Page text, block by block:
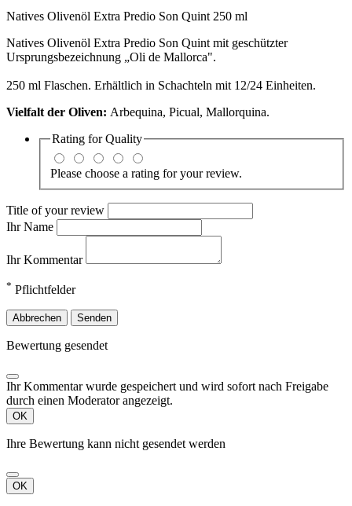
Natives Olivenöl Extra Predio Son Quint 250 ml
Natives Olivenöl Extra Predio Son Quint mit geschützter
Ursprungsbezeichnung „Oli de Mallorca".
250 ml Flaschen. Erhältlich in Schachteln mit 12/24 Einheiten.
Vielfalt der Oliven: Arbequina, Picual, Mallorquina.
Rating forQuality
Please choose a rating for your review.
Title of your review
Ihr Name
Ihr Kommentar
* Pflichtfelder
Abbrechen Senden
Bewertung gesendet
Ihr Kommentar wurde gespeichert und wird sofort nach Freigabe
durch einen Moderator angezeigt.
OK
Ihre Bewertung kann nicht gesendet werden
OK